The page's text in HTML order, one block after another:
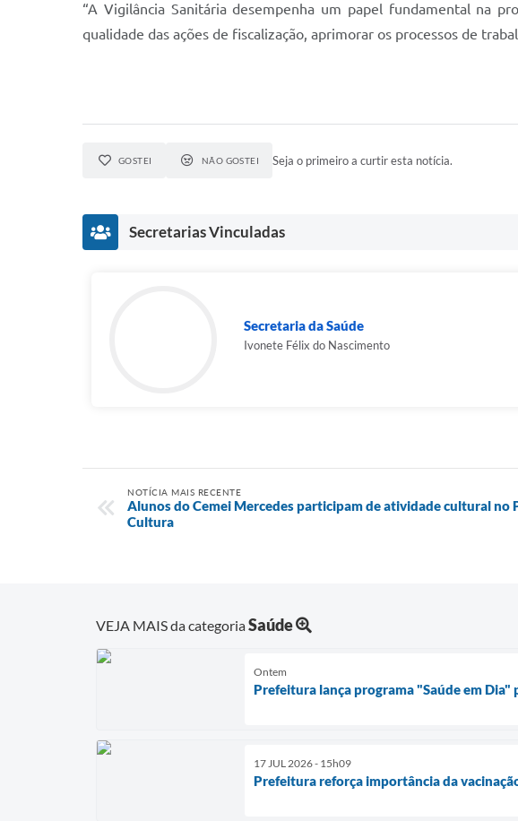
“A Vigilância Sanitária desempenha um papel fundamental na
qualidade das ações de fiscalização, aprimorar os processos de
GOSTEI NÃO GOSTEI Seja o primeiro a curtir esta notícia.
Secretarias Vinculadas
Secretaria da Saúde
Ivonete Félix do Nascimento
NOTÍCIA MAIS RECENTE
Alunos do Cemei Mercedes participam de atividade cultural no
Cultura
VEJA MAIS da categoriaSaúde
Ontem
Prefeitura lança programa "Saúde em Dia"
17 JUL 2026 - 15h09
Prefeitura reforça importância da